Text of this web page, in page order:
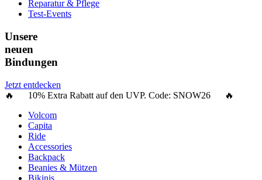
Reparatur & Pflege
Test-Events
Unsere
neuen
Bindungen
Jetzt entdecken
🔥 10% Extra Rabatt auf den UVP. Code: SNOW26 🔥
Volcom
Capita
Ride
Accessories
Backpack
Beanies & Mützen
Bikinis